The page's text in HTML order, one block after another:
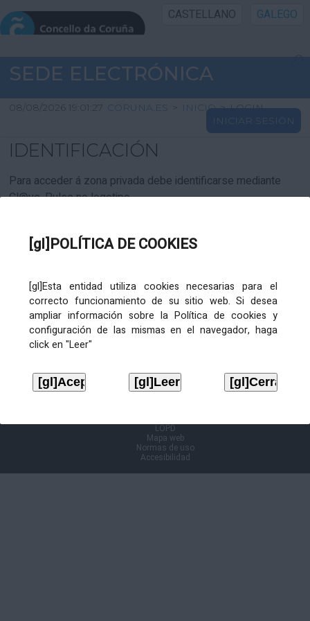
[gl]POLÍTICA DE COOKIES
[gl]Esta entidad utiliza cookies necesarias para el
correcto funcionamiento de su sitio web. Si desea
ampliar información sobre la Política de cookies y
configuración de las mismas en el navegador, haga
click en "Leer"
CASTELLANO GALEGO
INICIO SEDE
INICIO
INFORMACIÓN PÚBLICA
CARTAFOL CIDADÁN
SEDE ELECTRÓNICA
08/08/2026 19:01:27 CORUNA.ES > INICIO > LOGIN
INICIAR SESIÓN
IDENTIFICACIÓN
Para acceder á zona privada debe identificarse mediante
Cl@ve. Pulse no logotipo
LOPD
Mapa web
Normas de uso
Accesibilidad